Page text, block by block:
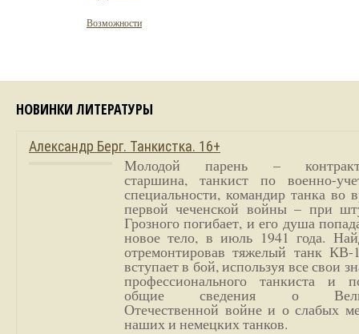
Возможности
НОВИНКИ ЛИТЕРАТУРЫ
Александр Берг. Танкистка. 16+
Молодой парень –
старшина, танкист по военно-
специальности, командир танка во
первой чеченской войны – при
Грозного погибает, и его душа
новое тело, в июль 1941 года.
отремонтировав тяжелый танк
вступает в бой, используя все свои
профессионального танкиста и
общие сведения о
Отечественной войне и о слабых
наших и немецких танков.